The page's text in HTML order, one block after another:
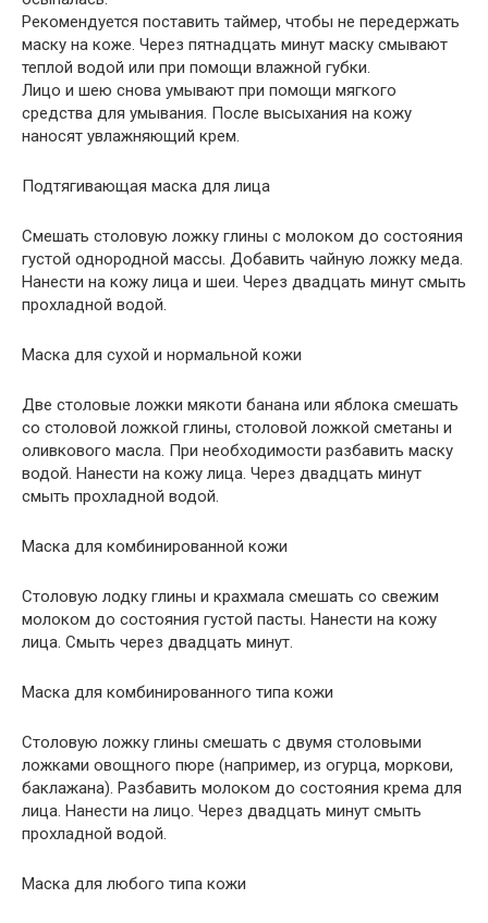
Рекомендуется поставить таймер, чтобы не передержать
маску на коже. Через пятнадцать минут маску смывают
теплой водой или при помощи влажной губки.
Лицо и шею снова умывают при помощи мягкого
средства для умывания. После высыхания на кожу
наносят увлажняющий крем.
Подтягивающая маска для лица
Смешать столовую ложку глины с молоком до состояния
густой однородной массы. Добавить чайную ложку меда.
Нанести на кожу лица и шеи. Через двадцать минут смыть
прохладной водой.
Маска для сухой и нормальной кожи
Две столовые ложки мякоти банана или яблока смешать
со столовой ложкой глины, столовой ложкой сметаны и
оливкового масла. При необходимости разбавить маску
водой. Нанести на кожу лица. Через двадцать минут
смыть прохладной водой.
Маска для комбинированной кожи
Столовую лодку глины и крахмала смешать со свежим
молоком до состояния густой пасты. Нанести на кожу
лица. Смыть через двадцать минут.
Маска для комбинированного типа кожи
Столовую ложку глины смешать с двумя столовыми
ложками овощного пюре (например, из огурца, моркови,
баклажана). Разбавить молоком до состояния крема для
лица. Нанести на лицо. Через двадцать минут смыть
прохладной водой.
Маска для любого типа кожи